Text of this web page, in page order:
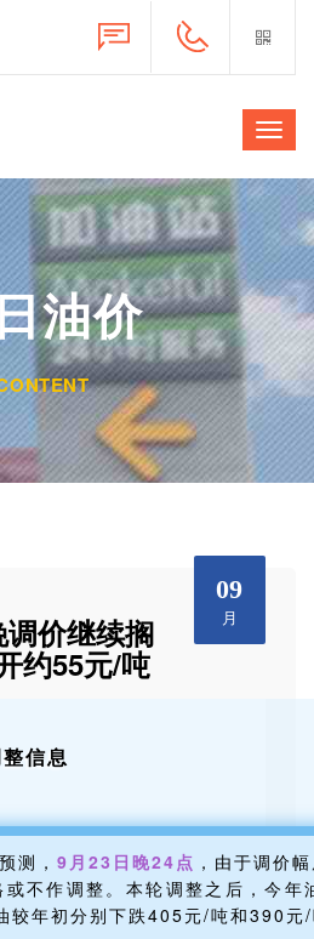
油价
09
月
价继续搁
约55元/吨
信息
测， 9月23日晚24点 ，由于调价
或不作调整。本轮调整之后，今年
较年初分别下跌405元/吨和390元